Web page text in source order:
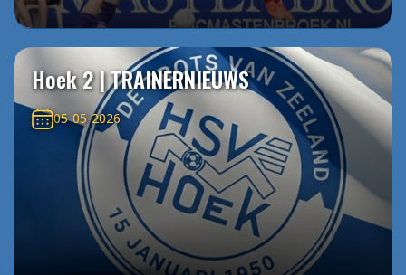
Hoek 2 | TRAINERNIEUWS
05-05-2026